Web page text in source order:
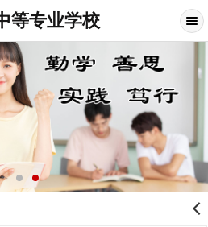
等专业学校
󰊒